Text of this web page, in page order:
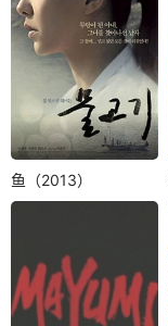
公元一千一百多
年，纣王率兵杀苏
护，又强佔苏女妲
己（林黛）为妃。..
鱼（2013）
权赫到侦探社委托
职员查访失踪妻子
的下落。后来,他得
鱼（2013）